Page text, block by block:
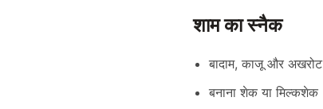
शाम का स्नैक
बादाम, काजू और अखरोट
बनाना शेक या मिल्कशेक